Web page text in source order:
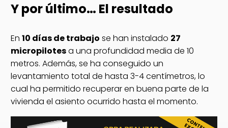
Y por último… El resultado
En 10 días de trabajo se han instalado 27
micropilotesa una profundidad media de 10
metros. Además, se ha conseguido un
levantamiento total de hasta 3-4 centímetros, lo
cual ha permitido recuperar en buena parte de la
vivienda el asiento ocurrido hasta el momento.